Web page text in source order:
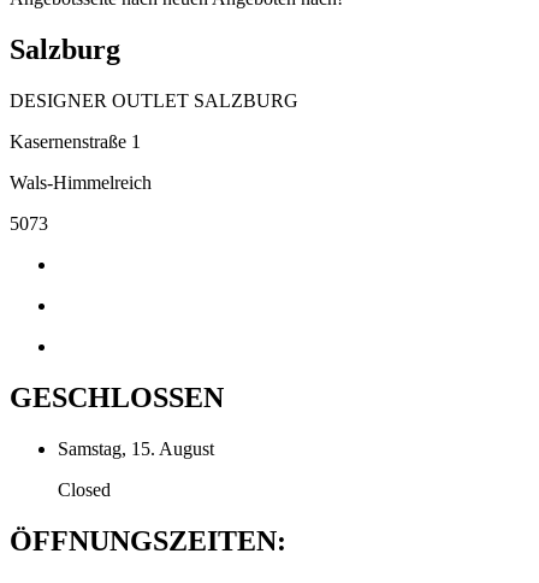
Salzburg
DESIGNER OUTLET SALZBURG
Kasernenstraße 1
Wals-Himmelreich
5073
GESCHLOSSEN
Samstag, 15. August
Closed
ÖFFNUNGSZEITEN: